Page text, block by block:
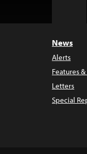
News
Alerts
Features
Letters
Special